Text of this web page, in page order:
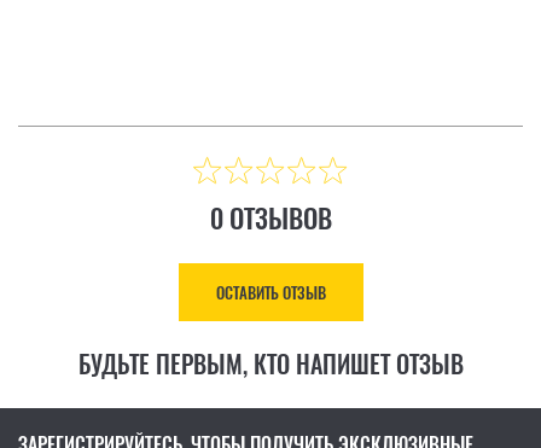
0 ОТЗЫВОВ
ОСТАВИТЬ ОТЗЫВ
БУДЬТЕ ПЕРВЫМ, КТО НАПИШЕТ ОТЗЫВ